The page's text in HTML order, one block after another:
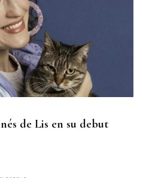
de Lis en su debut